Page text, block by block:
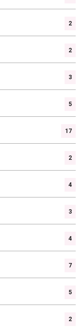
2
2
3
5
17
2
4
3
4
7
5
2